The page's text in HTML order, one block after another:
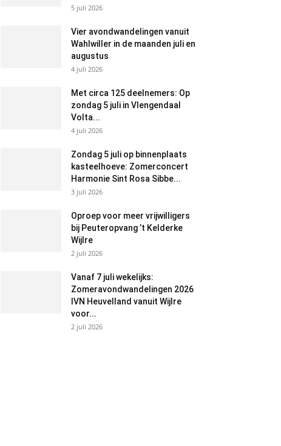
5 juli 2026
Vier avondwandelingen vanuit
Wahlwiller in de maanden juli en
augustus
4 juli 2026
Met circa 125 deelnemers: Op
zondag 5 juli in Vlengendaal
Volta...
4 juli 2026
Zondag 5 juli op binnenplaats
kasteelhoeve: Zomerconcert
Harmonie Sint Rosa Sibbe...
3 juli 2026
Oproep voor meer vrijwilligers
bij Peuteropvang ’t Kelderke
Wijlre
2 juli 2026
Vanaf 7 juli wekelijks:
Zomeravondwandelingen 2026
IVN Heuvelland vanuit Wijlre
voor...
2 juli 2026